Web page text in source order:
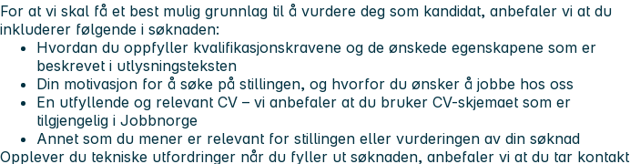
For at vi skal få et best mulig grunnlag til å vurdere deg som kandidat, anbefaler vi at du
inkluderer følgende i søknaden:
Hvordan du oppfyller kvalifikasjonskravene og de ønskede egenskapene som er
beskrevet i utlysningsteksten
Din motivasjon for å søke på stillingen, og hvorfor du ønsker å jobbe hos oss
En utfyllende og relevant CV – vi anbefaler at du bruker CV-skjemaet som er
tilgjengelig i Jobbnorge
Annet som du mener er relevant for stillingen eller vurderingen av din søknad
Opplever du tekniske utfordringer når du fyller ut søknaden, anbefaler vi at du tar kontakt